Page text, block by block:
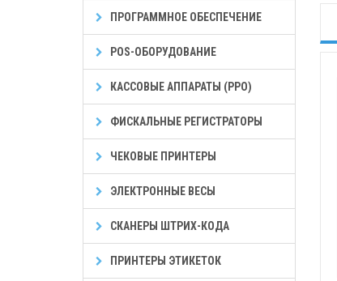
ПРОГРАММНОЕ ОБЕСПЕЧЕНИЕ
POS-ОБОРУДОВАНИЕ
КАССОВЫЕ АППАРАТЫ (РРО)
ФИСКАЛЬНЫЕ РЕГИСТРАТОРЫ
ЧЕКОВЫЕ ПРИНТЕРЫ
ЭЛЕКТРОННЫЕ ВЕСЫ
СКАНЕРЫ ШТРИХ-КОДА
ПРИНТЕРЫ ЭТИКЕТОК